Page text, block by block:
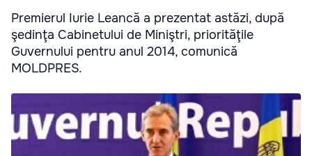
Premierul Iurie Leancă a prezentat astăzi, după
şedinţa Cabinetului de Miniştri, priorităţile
Guvernului pentru anul 2014, comunică
MOLDPRES.